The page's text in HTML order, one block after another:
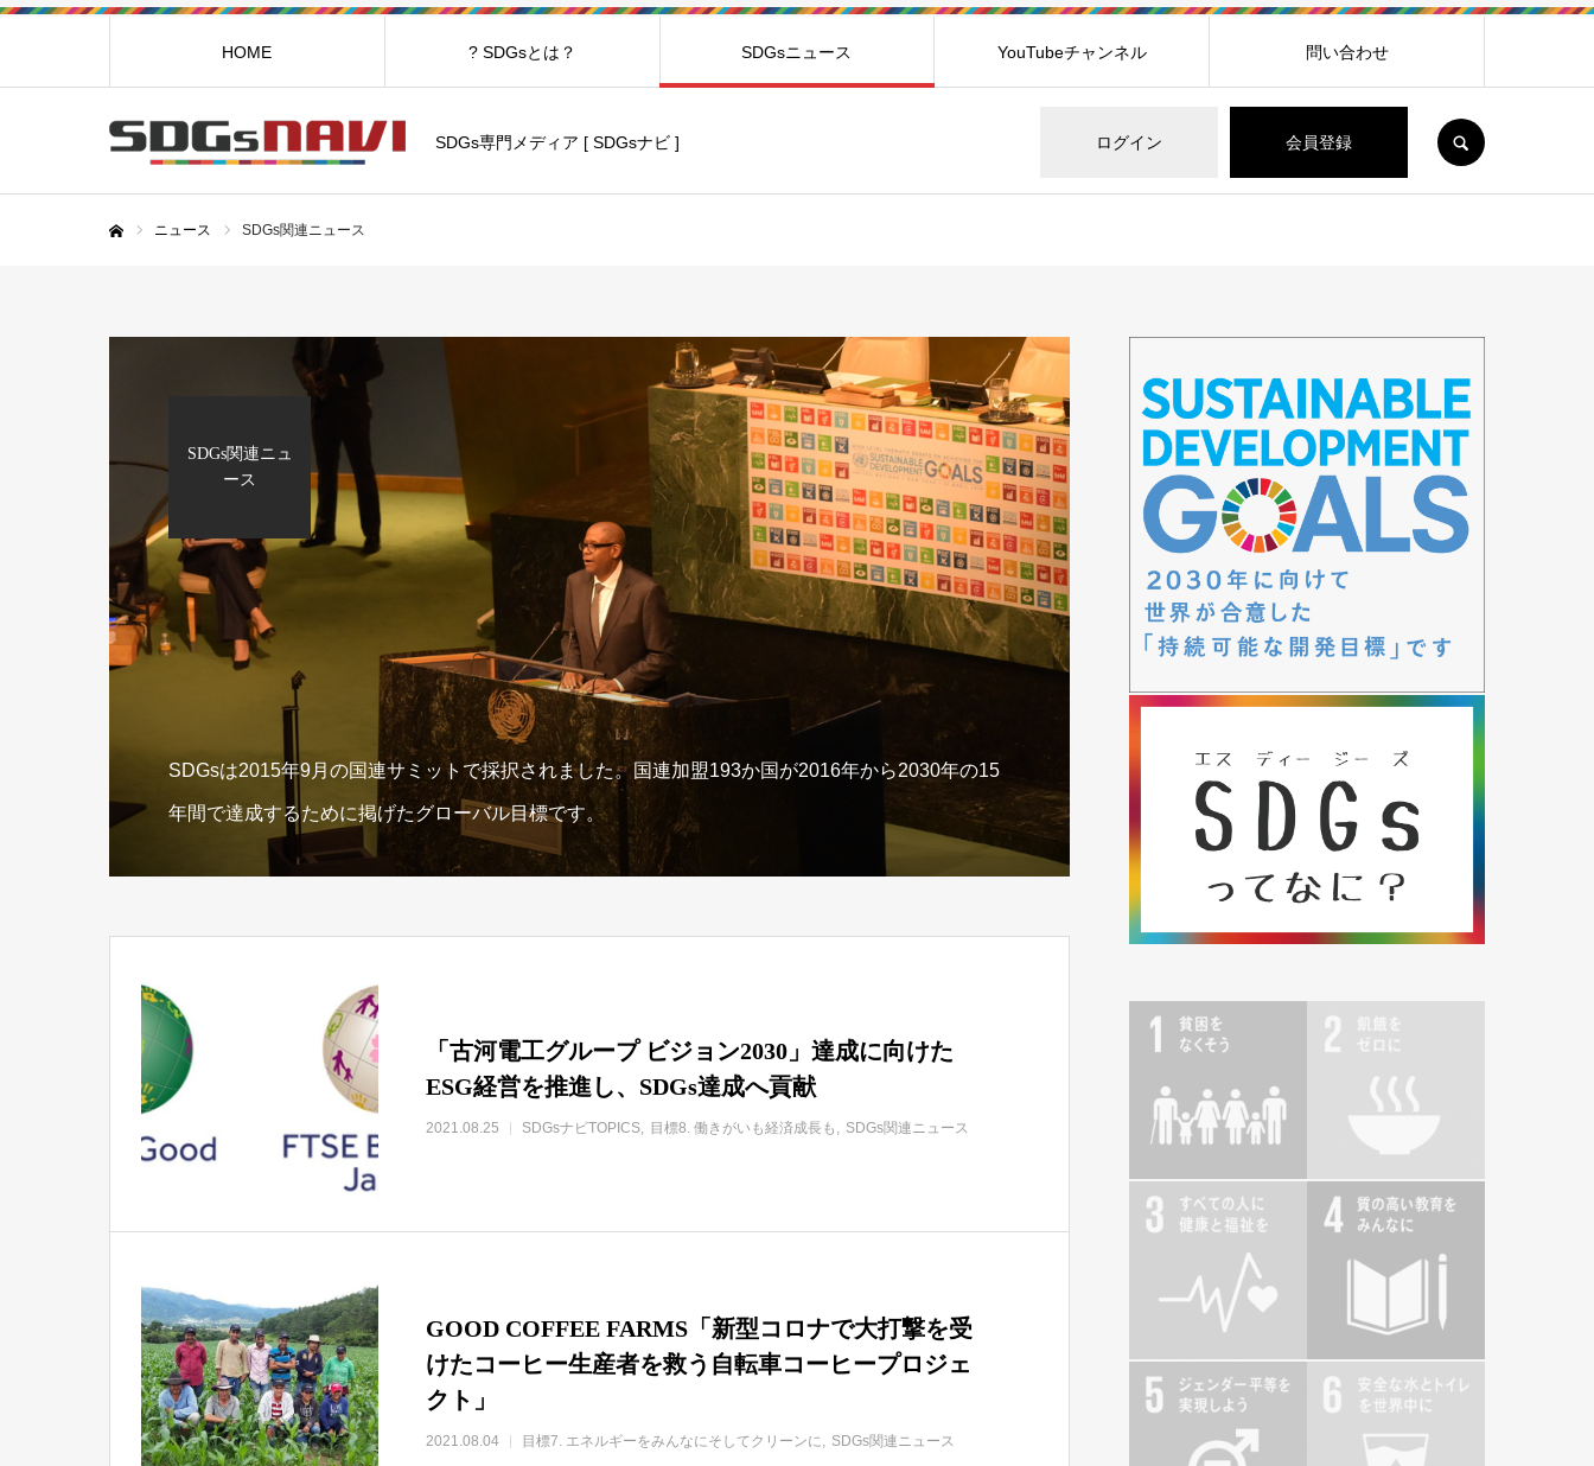
SDGs専門メディア [ SDGsナビ ] ログイン 会員登録
HOME ? SDGsとは？ SDGsニュース YouTubeチャンネル 問い合わせ
ニュース SDGs関連ニュース
SDGs関連ニュ
ース
SDGsは2015年9月の国連サミットで採択されました。国連加盟193か国が2016年から2030年の15
年間で達成するために掲げたグローバル目標です。
「古河電工グループ ビジョン2030」達成に向けた
ESG経営を推進し、SDGs達成へ貢献
2021.08.25 SDGsナビTOPICS 目標8. 働きがいも経済成長も SDGs関連ニュース
GOOD COFFEE FARMS「新型コロナで大打撃を受
けたコーヒー生産者を救う自転車コーヒープロジェ
クト」
2021.08.04 目標7. エネルギーをみんなにそしてクリーンに SDGs関連ニュース